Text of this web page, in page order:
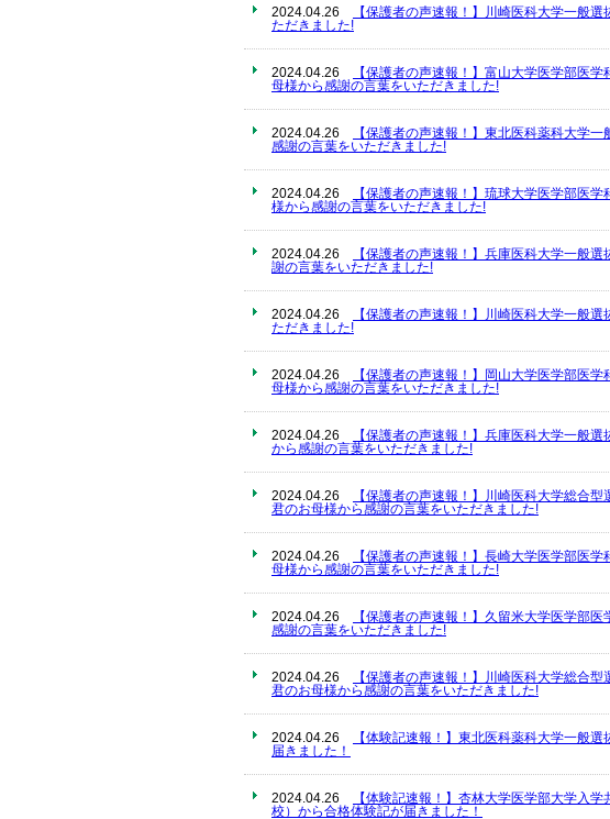
2024.04.26
【保護者の声速報！】川崎医科大学一般
ただきました!
2024.04.26
【保護者の声速報！】富山大学医学部医
母様から感謝の言葉をいただきました!
2024.04.26
【保護者の声速報！】東北医科薬科大学
感謝の言葉をいただきました!
2024.04.26
【保護者の声速報！】琉球大学医学部医
様から感謝の言葉をいただきました!
2024.04.26
【保護者の声速報！】兵庫医科大学一般
謝の言葉をいただきました!
2024.04.26
【保護者の声速報！】川崎医科大学一般
ただきました!
2024.04.26
【保護者の声速報！】岡山大学医学部医
母様から感謝の言葉をいただきました!
2024.04.26
【保護者の声速報！】兵庫医科大学一般
から感謝の言葉をいただきました!
2024.04.26
【保護者の声速報！】川崎医科大学総合
君のお母様から感謝の言葉をいただきました!
2024.04.26
【保護者の声速報！】長崎大学医学部医
母様から感謝の言葉をいただきました!
2024.04.26
【保護者の声速報！】久留米大学医学部
感謝の言葉をいただきました!
2024.04.26
【保護者の声速報！】川崎医科大学総合
君のお母様から感謝の言葉をいただきました!
2024.04.26
【体験記速報！】東北医科薬科大学一般
届きました！
2024.04.26
【体験記速報！】杏林大学医学部大学入
校）から合格体験記が届きました！